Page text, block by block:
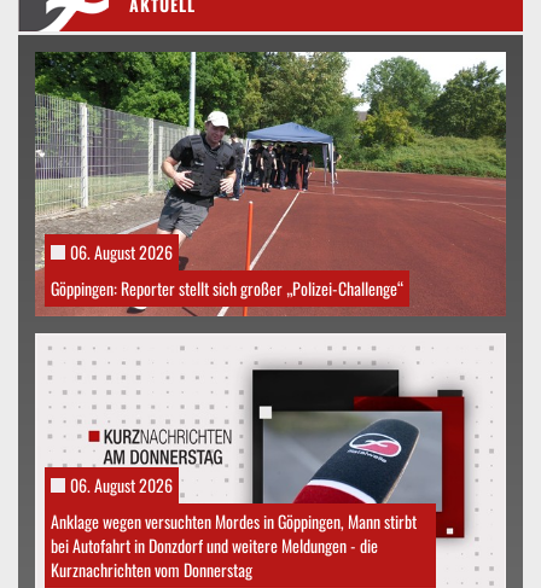
06. August 2026
Göppingen: Reporter stellt sich großer „Polizei-Challenge“
06. August 2026
Anklage wegen versuchten Mordes in Göppingen, Mann stirbt
bei Autofahrt in Donzdorf und weitere Meldungen - die
Kurznachrichten vom Donnerstag